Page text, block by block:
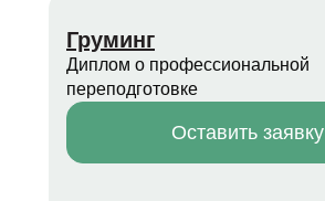
Груминг
Диплом о профессиональной
переподготовке
Оставить заявку